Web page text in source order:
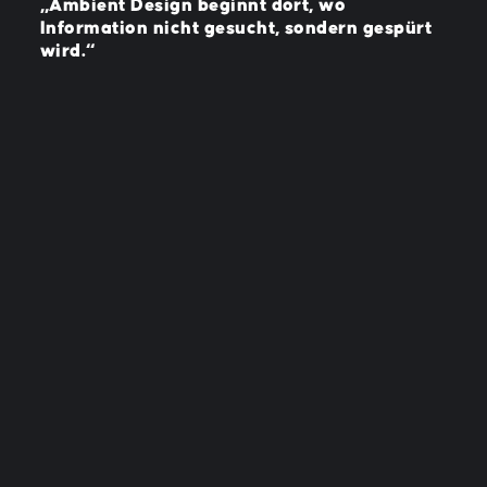
„Ambient Design beginnt dort, wo
Information nicht gesucht, sondern gespürt
wird.“